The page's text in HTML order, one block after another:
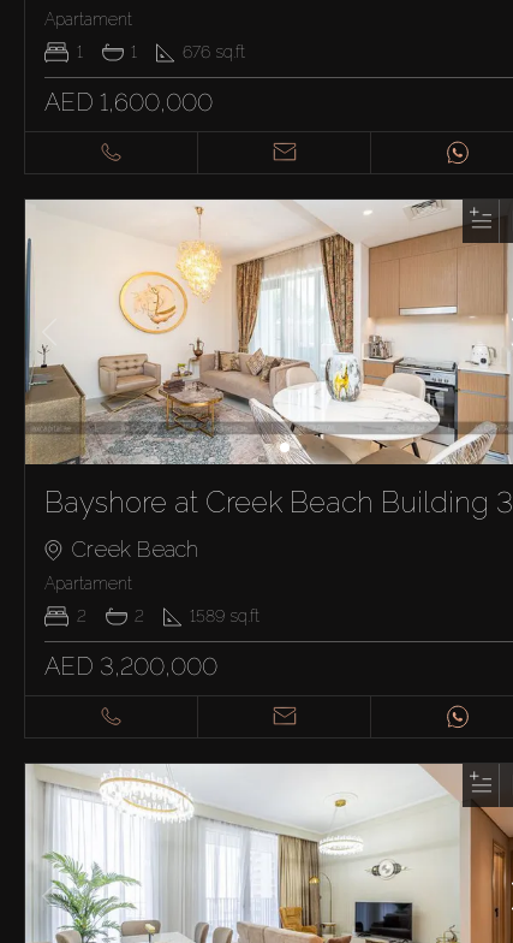
Apartament
1
1 676 sq.ft
AED 1,600,000
Bayshore at Creek Beach Building 3
Creek Beach
Apartament
2
2 1589 sq.ft
AED 3,200,000